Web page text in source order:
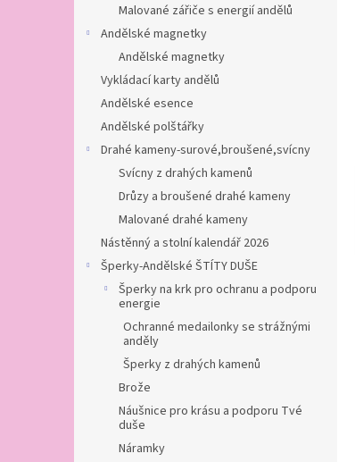
Malované zářiče s energií andělů
Andělské magnetky
Andělské magnetky
Vykládací karty andělů
Andělské esence
Andělské polštářky
Drahé kameny-surové,broušené,svícny
Svícny z drahých kamenů
Drůzy a broušené drahé kameny
Malované drahé kameny
Nástěnný a stolní kalendář 2026
Šperky-Andělské ŠTÍTY DUŠE
Šperky na krk pro ochranu a podporu
energie
Ochranné medailonky se strážnými
anděly
Šperky z drahých kamenů
Brože
Náušnice pro krásu a podporu Tvé
duše
Náramky